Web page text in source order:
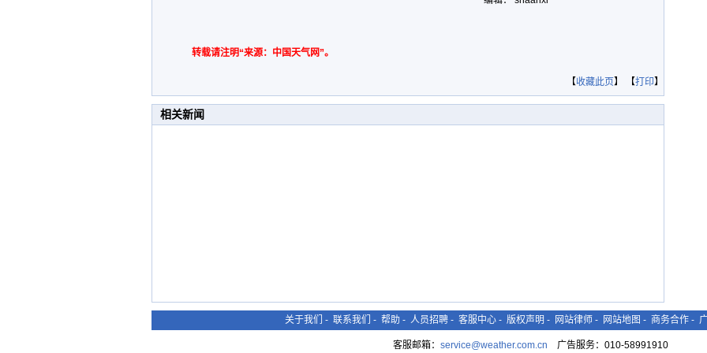
转载请注明“来源：中国天气网”。
【收藏此页】 【打印】
相关新闻
关于我们 - 联系我们 - 帮助 - 人员招聘 - 客服中心 - 版权声明 - 网站律师 - 网站地图 - 商务合作 -
客服邮箱： service@weather.com.cn 广告服务：010-58991910